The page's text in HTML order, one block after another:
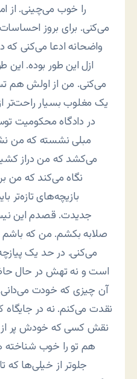
را خوب می‌چینی. از
می‌کنی. برای بروز
واضحانه ادعا می‌کنی که
ازل این طور بوده.
می‌کنی. من از اولش هم
یک مغلوب بسیار راحت‌تر
در دادگاه محکومیت
مبلی نشسته که من
می‌کشد که من دراز
نگاه می‌کند که من
بازیچه‌های تازه‌تر
جدیدت. قصدم این
صلابه بکشم. من که
می‌کنی. در حد یک
است و نه تهش در حال
آن چیزی که خودت
نقدت می‌کنم. نه در
نقش کسی که خودش پر از
هم تو را خوب شناخته
جلوتر از خیلی‌ها که